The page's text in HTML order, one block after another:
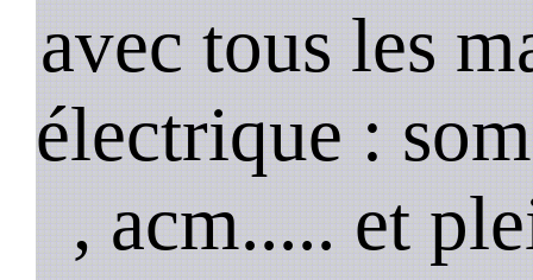
avec tous les
électrique :
, acm..... et